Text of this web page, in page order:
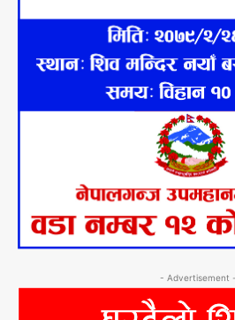
- Advertisement -